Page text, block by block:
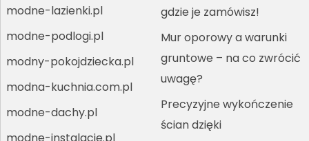
modne-lazienki.pl
modne-podlogi.pl
modny-pokojdziecka.pl
modna-kuchnia.com.pl
modne-dachy.pl
gdzie je zamówisz!
Mur oporowy a warunki
gruntowe – na co zwrócić
uwagę?
Precyzyjne wykończenie
ścian dzięki